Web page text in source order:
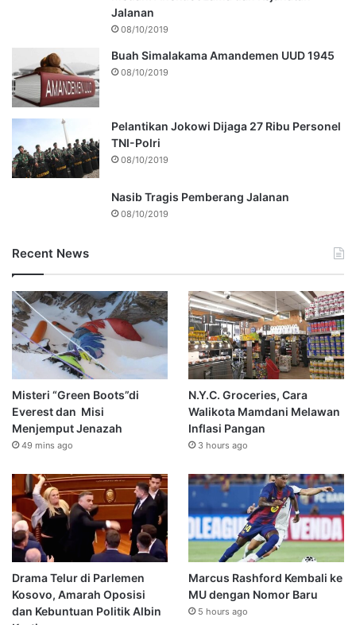
Jalanan
08/10/2019
Buah Simalakama Amandemen UUD 1945
08/10/2019
Pelantikan Jokowi Dijaga 27 Ribu Personel
TNI-Polri
08/10/2019
Nasib Tragis Pemberang Jalanan
08/10/2019
Recent News
Misteri “Green Boots”di
Everest dan Misi
Menjemput Jenazah
49 mins ago
N.Y.C. Groceries, Cara
Walikota Mamdani Melawan
Inflasi Pangan
3 hours ago
Drama Telur di Parlemen
Kosovo, Amarah Oposisi
dan Kebuntuan Politik Albin
Marcus Rashford Kembali ke
MU dengan Nomor Baru
5 hours ago